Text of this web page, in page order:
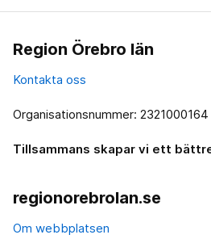
Region Örebro län
Kontakta oss
Organisationsnummer: 2321000164
Tillsammans skapar vi ett
regionorebrolan.se
Om webbplatsen